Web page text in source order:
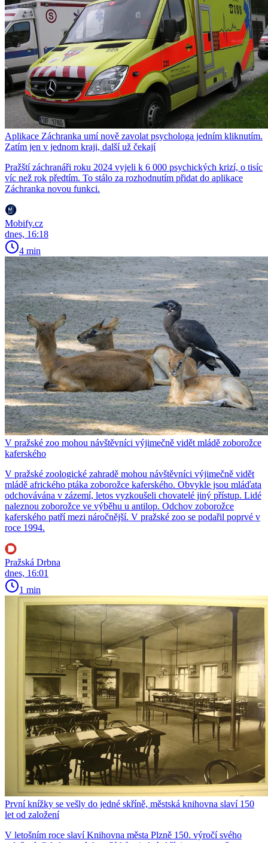
Aplikace Záchranka umí nově zavolat psychologa jedním kliknutím.
Zatím jen v jednom kraji, další už čekají
Pražští záchranáři roku 2024 vyjeli k 6 000 psychických krizí, o tisíc
víc než rok předtím. To stálo za rozhodnutím přidat do aplikace
Záchranka novou funkci.
Mobify.cz
dnes, 16:18
4 min
V pražské zoo mohou návštěvníci výjimečně vidět mládě zoborožce
kaferského
V pražské zoologické zahradě mohou návštěvníci výjimečně vidět
mládě afrického ptáka zoborožce kaferského. Obvykle jsou mláďata
odchovávána v zázemí, letos vyzkoušeli chovatelé jiný přístup. Lidé
naleznou zoborožce ve výběhu u antilop. Odchov zoborožce
kaferského patří mezi náročnější. V pražské zoo se podařil poprvé v
roce 1994.
Pražská Drbna
dnes, 16:01
1 min
První knížky se vešly do jedné skříně, městská knihovna slaví 150
let od založení
V letošním roce slaví Knihovna města Plzně 150. výročí svého